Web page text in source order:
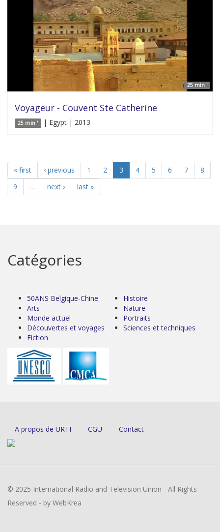
25 min '
Voyageur - Couvent Ste Catherine
25 min ' | Egypt | 2013
« first ‹ previous 1 2 3 4 5 6 7
8
9
… next › last »
Catégories
50ANS Belgique-Chine
Arts
Monde actuel
Découvertes et voyages
Fiction
Histoire
Nature
Portraits
Sciences et techniques
A propos de URTI CGU Contact
© 2025 International Radio and Television Union - All Rights
Reserved - by WebKrea